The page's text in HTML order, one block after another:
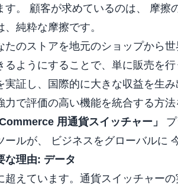
。 顧客が求めているのは、 摩擦
純粋な摩擦です。
たのストアを地元のショップから
るようにすることで、単に販売を
実証し、国際的に大きな収益を生み
力で評価の高い機能を統合する方
用通貨スイッチャー」
ールが、
ビジネスをグローバルに
な理由: データ
えています。通貨スイッチャーの